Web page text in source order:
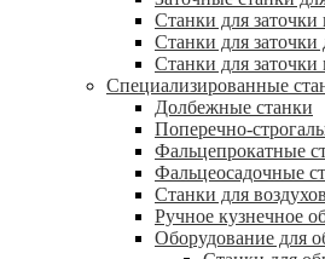
Станки для
Станки для
Станки для заточки
Специализированные
Долбежные станки
Поперечно-
Фальцепрокатные
Фальцеосадочные
Станки для
Ручное кузнечное
Оборудование для